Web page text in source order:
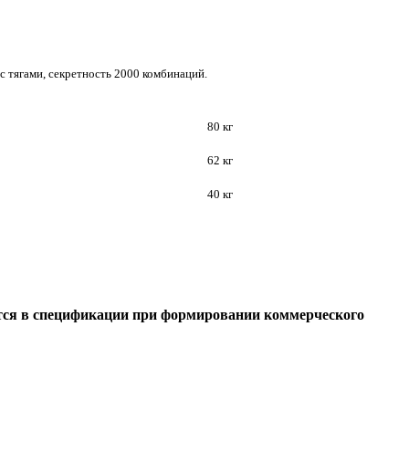
секретность 2000 комбинаций.
80 кг
62 кг
40 кг
в спецификации при формировании коммерческого